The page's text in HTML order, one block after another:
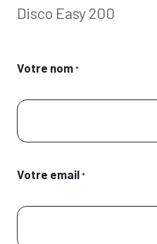
Disco Easy 200
Votre nom *
Votre email *